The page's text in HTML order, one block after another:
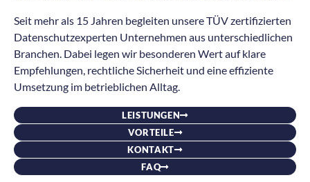
Seit mehr als 15 Jahren begleiten unsere TÜV zertifizierten
Datenschutzexperten Unternehmen aus unterschiedlichen
Branchen. Dabei legen wir besonderen Wert auf klare
Empfehlungen, rechtliche Sicherheit und eine effiziente
Umsetzung im betrieblichen Alltag.
LEISTUNGEN
VORTEILE
KONTAKT
FAQ